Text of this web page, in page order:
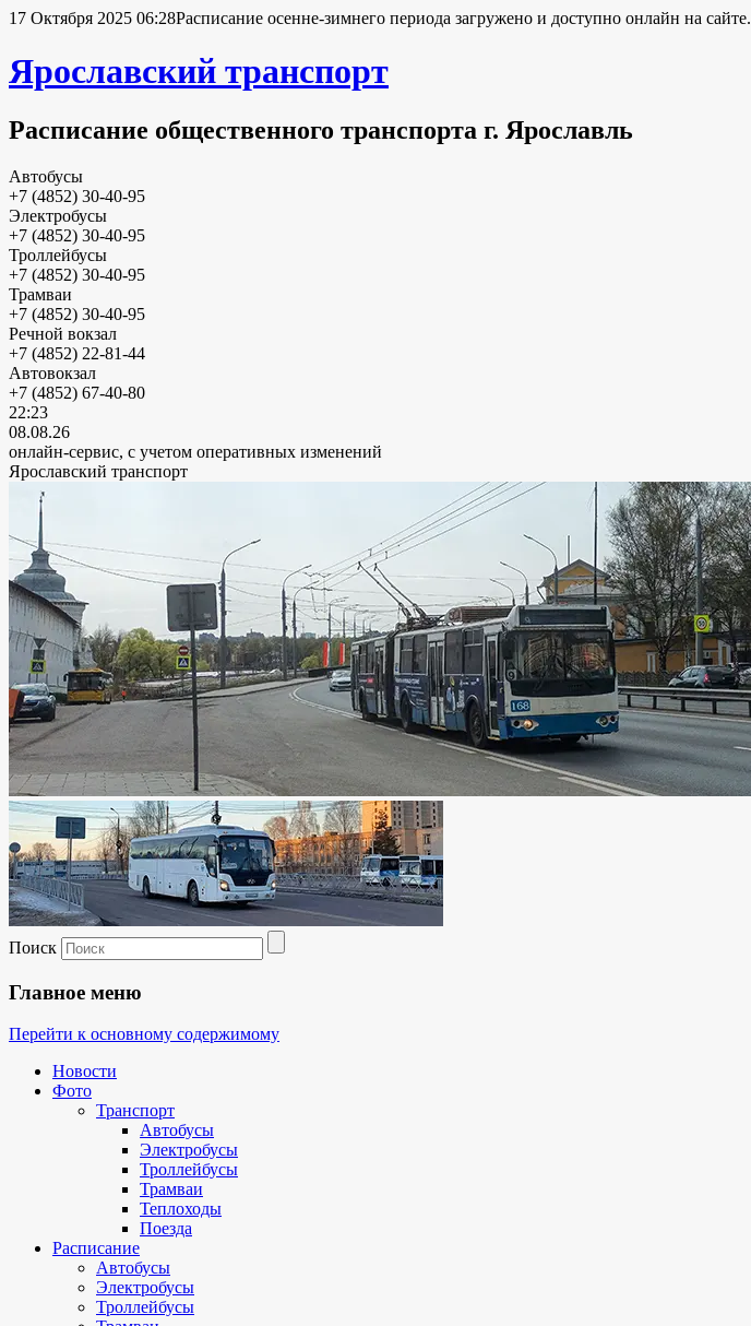
17 Октября 2025 06:28Расписание осенне-зимнего периода загружено и доступно онлайн на сайте.
Ярославский транспорт
Расписание общественного транспорта г. Ярославль
Автобусы
+7 (4852) 30-40-95
Электробусы
+7 (4852) 30-40-95
Троллейбусы
+7 (4852) 30-40-95
Трамваи
+7 (4852) 30-40-95
Речной вокзал
+7 (4852) 22-81-44
Автовокзал
+7 (4852) 67-40-80
22:23
08.08.26
онлайн-сервис, с учетом оперативных изменений
Ярославский транспорт
Поиск
Главное меню
Перейти к основному содержимому
Новости
Фото
Транспорт
Автобусы
Электробусы
Троллейбусы
Трамваи
Теплоходы
Поезда
Расписание
Автобусы
Электробусы
Троллейбусы